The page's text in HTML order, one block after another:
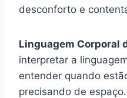
desconforto e
Linguagem Corporal
interpretar a
entender quando
precisando de espaço.